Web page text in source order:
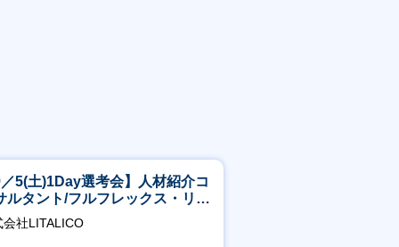
／5(土)1Day選考会】人材紹介コ
ルタント/フルフレックス・リモ
/育休最長6年取得可
会社LITALICO